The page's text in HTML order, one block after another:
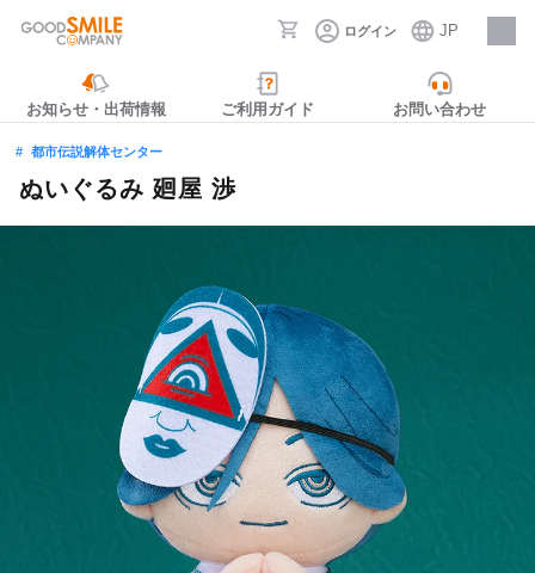
ログイン JP
採用情報
お知らせ・出荷情報 ご利用ガイド お問い合わせ
都市伝説解体センター
ぬいぐるみ 廻屋 渉